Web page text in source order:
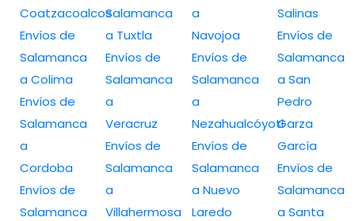
Coatzacoalcos
Envíos de
Salamanca
a Colima
Envíos de
Salamanca
a
Cordoba
Envíos de
Salamanca
Salamanca
a Tuxtla
Envíos de
Salamanca
a
Veracruz
Envíos de
Salamanca
a
Villahermosa
a
Navojoa
Envíos de
Salamanca
a
Nezahualcóyotl
Envíos de
Salamanca
a Nuevo
Laredo
Salinas
Envíos de
Salamanca
a San
Pedro
Garza
García
Envíos de
Salamanca
a Santa